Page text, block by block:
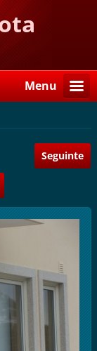
Menu
Seguinte